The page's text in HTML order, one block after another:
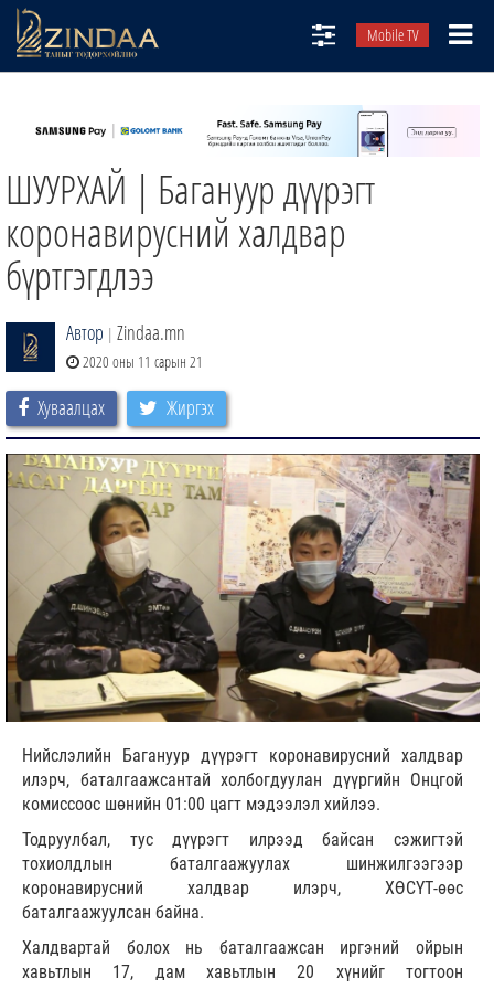
Mobile TV
ТВ8
ӨГЛӨӨНИЙ СОНИН
ЗИНДАА СЭТГҮҮЛ
ШУУРХАЙ | Багануур дүүрэгт
коронавирусний халдвар
бүртгэгдлээ
Автор | Zindaa.mn
2020 оны 11 сарын 21
Хуваалцах Жиргэх
Нийслэлийн Багануур дүүрэгт коронавирусний халдвар
илэрч, баталгаажсантай холбогдуулан дүүргийн Онцгой
комиссоос шөнийн 01:00 цагт мэдээлэл хийлээ.
Тодруулбал, тус дүүрэгт илрээд байсан сэжигтэй
тохиолдлын баталгаажуулах шинжилгээгээр
коронавирусний халдвар илэрч, ХӨСҮТ-өөс
баталгаажуулсан байна.
Халдвартай болох нь баталгаажсан иргэний ойрын
хавьтлын 17, дам хавьтлын 20 хүнийг тогтоон